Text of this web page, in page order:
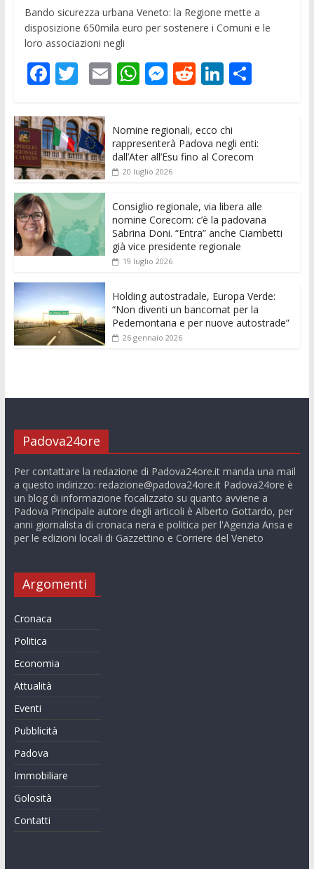
Bando sicurezza urbana Veneto: la Regione mette a
disposizione 650mila euro per sostenere i Comuni e le
loro associazioni negli
F
e
b
o
o
k
T
itt
er
E
l
W
s
A
p
p
M
ss
e
n
er
R
di
t
Li
k
e
dI
C
di
vi
Nomine regionali, ecco chi
rappresenterà Padova negli enti:
dall’Ater all’Esu fino al Corecom
20 luglio 2026
Consiglio regionale, via libera alle
nomine Corecom: c’è la padovana
Sabrina Doni. “Entra” anche Ciambetti
già vice presidente regionale
19 luglio 2026
Holding autostradale, Europa Verde:
“Non diventi un bancomat per la
Pedemontana e per nuove autostrade”
26 gennaio 2026
Padova24ore
Per contattare la redazione di Padova24ore.it manda una mail
a questo indirizzo: redazione@padova24ore.itPadova24ore è
un blog di informazione focalizzato su quanto avviene a
Padova Principale autore degli articoli è Alberto Gottardo, per
anni giornalista di cronaca nera e politica per l'Agenzia Ansa e
per le edizioni locali di Gazzettino e Corriere del Veneto
Argomenti
Cronaca
Politica
Economia
Attualità
Eventi
Pubblicità
Padova
Immobiliare
Golosità
Contatti